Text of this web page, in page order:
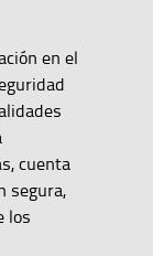
en el
cuenta
segura,
los